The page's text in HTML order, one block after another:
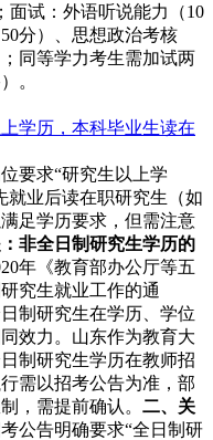
面试：外语听说能力（10
分）、思想政治考核
同等学力考生需加试两
。
学历，本科毕业生读在
要求“研究生以上学
就业后读在职研究生（如
足学历要求，但需注意
非全日制研究生学历的
年《教育部办公厅等五
究生就业工作的通
制研究生在学历、学位
效力。山东作为教育大
制研究生学历在教师招
需以招考公告为准，部
，需提前确认。 二、关
公告明确要求“全日制研